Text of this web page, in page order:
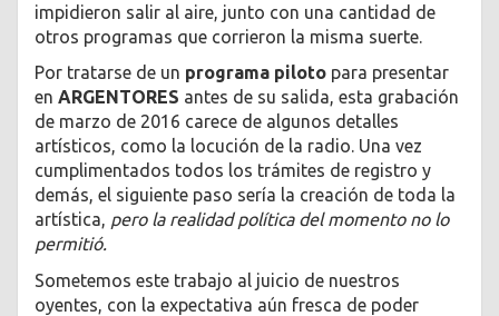
impidieron salir al aire, junto con una cantidad de
otros programas que corrieron la misma suerte.
Por tratarse de un programa piloto para presentar
en ARGENTORES antes de su salida, esta grabación
de marzo de 2016 carece de algunos detalles
artísticos, como la locución de la radio. Una vez
cumplimentados todos los trámites de registro y
demás, el siguiente paso sería la creación de toda la
artística, pero la realidad política del momento no lo
permitió.
Sometemos este trabajo al juicio de nuestros
oyentes, con la expectativa aún fresca de poder